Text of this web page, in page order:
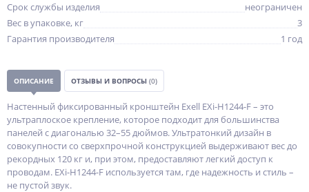
Срок службы изделия
неограничен
Вес в упаковке, кг
3
Гарантия производителя
1 год
ОПИСАНИЕ ОТЗЫВЫ И ВОПРОСЫ (0)
Настенный фиксированный кронштейн Exell EXi-H1244-F – это
ультраплоское крепление, которое подходит для большинства
панелей с диагональю 32–55 дюймов. Ультратонкий дизайн в
совокупности со сверхпрочной конструкцией выдерживают вес до
рекордных 120 кг и, при этом, предоставляют легкий доступ к
проводам. EXi-H1244-F используется там, где надежность и стиль –
не пустой звук.